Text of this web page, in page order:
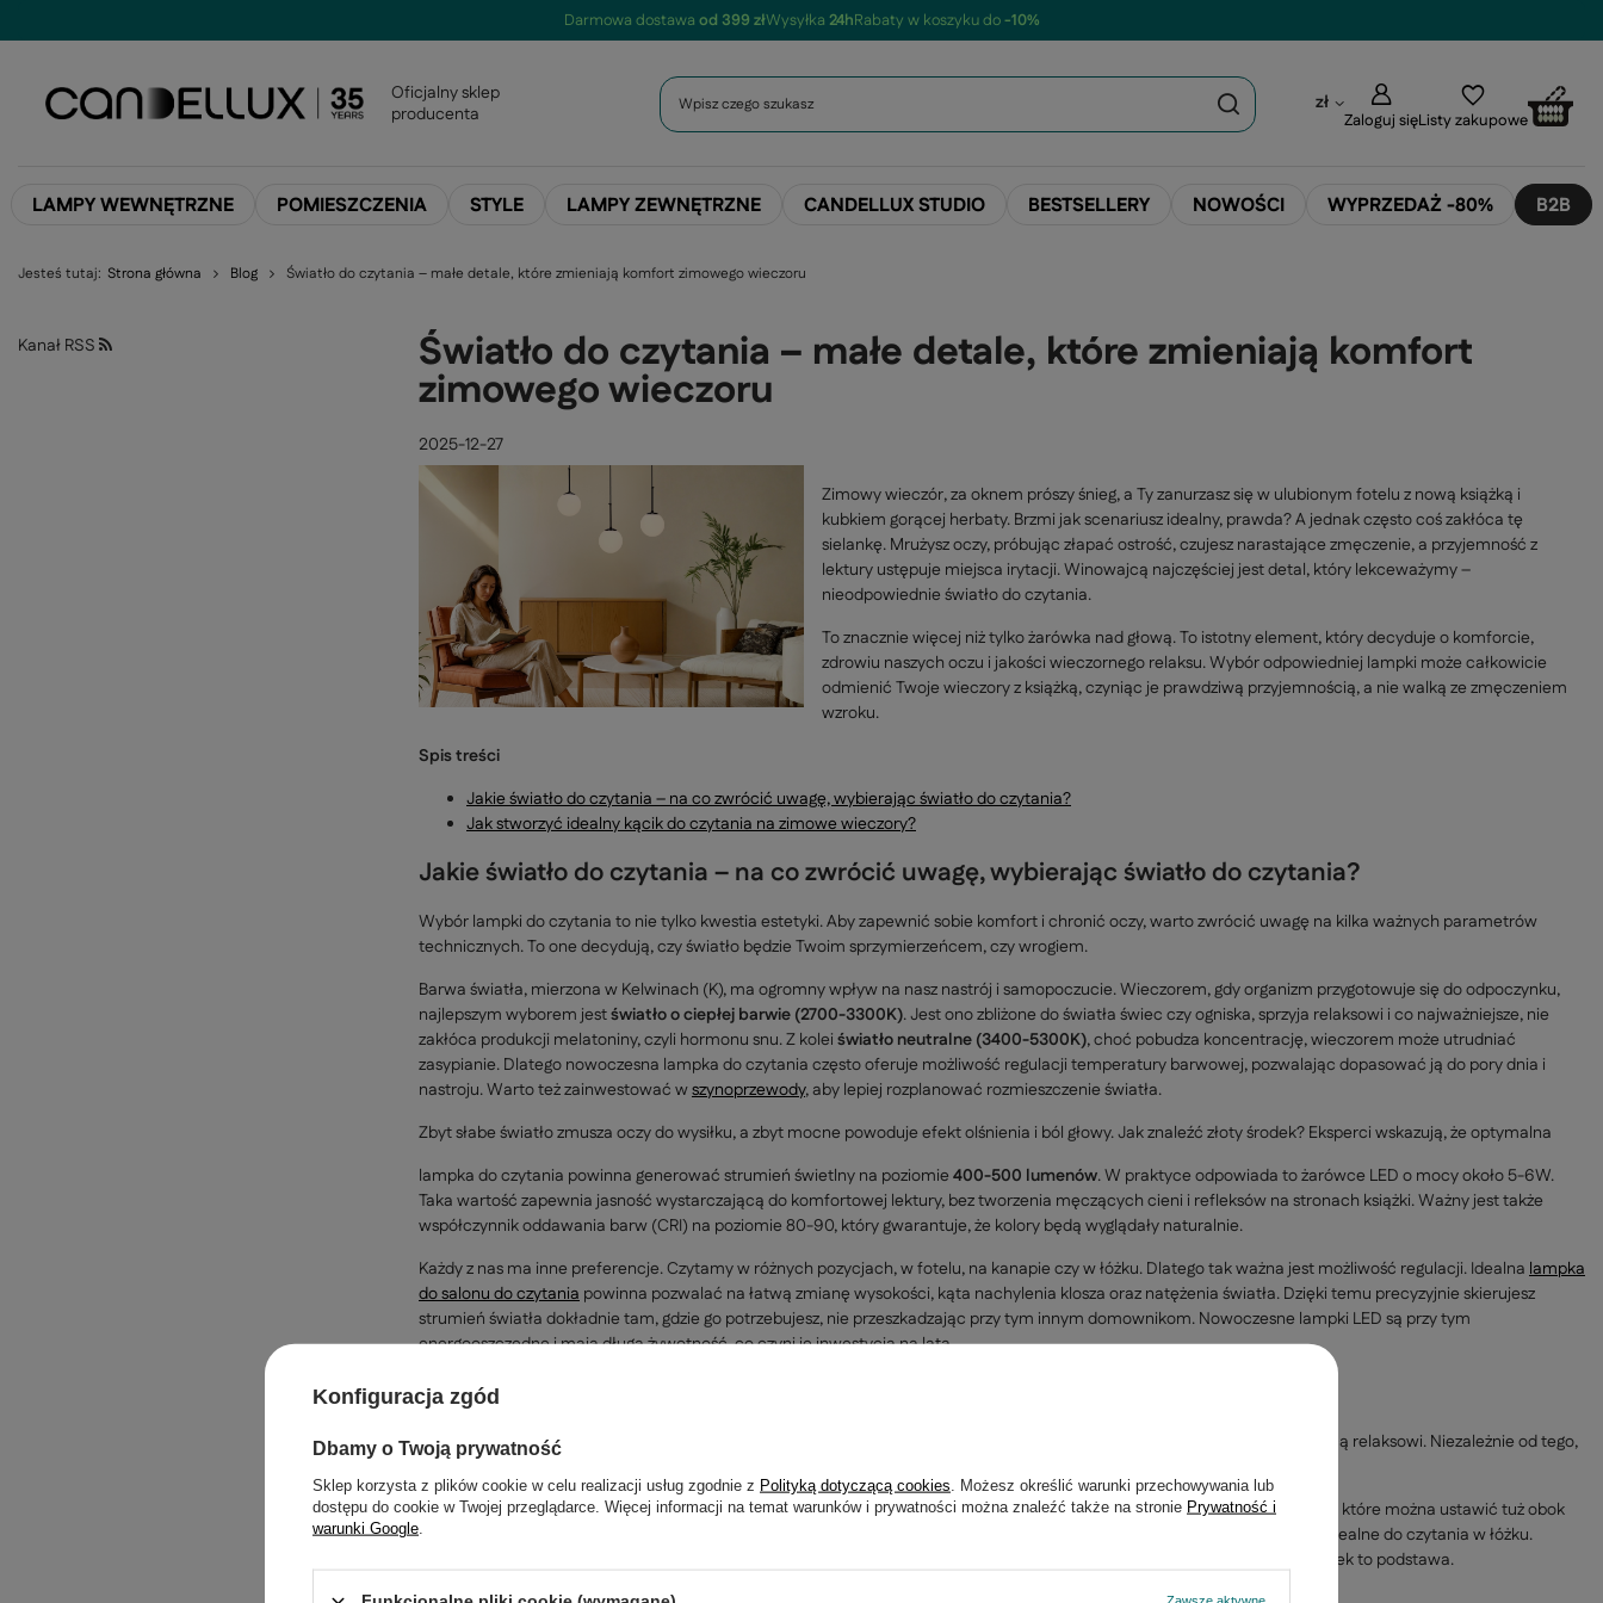
Darmowa dostawa od 399 złWysyłka 24hRabaty w koszyku do-10%
Oficjalny sklep
producenta
zł
Zaloguj sięListy zakupowe
LAMPY WEWNĘTRZNE POMIESZCZENIA STYLE LAMPY ZEWNĘTRZNE CANDELLUX STUDIO BESTSELLERY NOWOŚCI WYPRZEDAŻ -80% B2B
Jesteś tutaj: Strona główna Blog Światło do czytania – małe detale, które zmieniają komfort zimowego wieczoru
Kanał RSS Światło do czytania – małe detale, które zmieniają komfort
zimowego wieczoru
2025-12-27
Zimowy wieczór, za oknem prószy śnieg, a Ty zanurzasz się w ulubionym fotelu z nową książką i
kubkiem gorącej herbaty. Brzmi jak scenariusz idealny, prawda? A jednak często coś zakłóca tę
sielankę. Mrużysz oczy, próbując złapać ostrość, czujesz narastające zmęczenie, a przyjemność z
lektury ustępuje miejsca irytacji. Winowajcą najczęściej jest detal, który lekceważymy –
nieodpowiednie światło do czytania.
To znacznie więcej niż tylko żarówka nad głową. To istotny element, który decyduje o komforcie,
zdrowiu naszych oczu i jakości wieczornego relaksu. Wybór odpowiedniej lampki może całkowicie
odmienić Twoje wieczory z książką, czyniąc je prawdziwą przyjemnością, a nie walką ze zmęczeniem
wzroku.
Spis treści
Jakie światło do czytania – na co zwrócić uwagę, wybierając światło do czytania?
Jak stworzyć idealny kącik do czytania na zimowe wieczory?
Jakie światło do czytania – na co zwrócić uwagę, wybierając światło do czytania?
Wybór lampki do czytania to nie tylko kwestia estetyki. Aby zapewnić sobie komfort i chronić oczy, warto zwrócić uwagę na kilka ważnych parametrów
technicznych. To one decydują, czy światło będzie Twoim sprzymierzeńcem, czy wrogiem.
Barwa światła, mierzona w Kelwinach (K), ma ogromny wpływ na nasz nastrój i samopoczucie. Wieczorem, gdy organizm przygotowuje się do odpoczynku,
najlepszym wyborem jestświatło o ciepłej barwie (2700-3300K). Jest ono zbliżone do światła świec czy ogniska, sprzyja relaksowi i co najważniejsze, nie
zakłóca produkcji melatoniny, czyli hormonu snu. Z kolei światło neutralne (3400-5300K), choć pobudza koncentrację, wieczorem może utrudniać
zasypianie. Dlatego nowoczesna lampka do czytania często oferuje możliwość regulacji temperatury barwowej, pozwalając dopasować ją do pory dnia i
nastroju. Warto też zainwestować wszynoprzewody, aby lepiej rozplanować rozmieszczenie światła.
Zbyt słabe światło zmusza oczy do wysiłku, a zbyt mocne powoduje efekt olśnienia i ból głowy. Jak znaleźć złoty środek? Eksperci wskazują, że optymalna
lampka do czytania powinna generować strumień świetlny na poziomie 400-500 lumenów. W praktyce odpowiada to żarówce LED o mocy około 5-6W.
Taka wartość zapewnia jasność wystarczającą do komfortowej lektury, bez tworzenia męczących cieni i refleksów na stronach książki. Ważny jest także
współczynnik oddawania barw (CRI) na poziomie 80-90, który gwarantuje, że kolory będą wyglądały naturalnie.
Każdy z nas ma inne preferencje. Czytamy w różnych pozycjach, w fotelu, na kanapie czy w łóżku. Dlatego tak ważna jest możliwość regulacji. Idealna lampka
do salonu do czytania powinna pozwalać na łatwą zmianę wysokości, kąta nachylenia klosza oraz natężenia światła. Dzięki temu precyzyjnie skierujesz
strumień światła dokładnie tam, gdzie go potrzebujesz, nie przeszkadzając przy tym innym domownikom. Nowoczesne lampki LED są przy tym
energooszczędne i mają długą żywotność, co czyni je inwestycją na lata.
Jak stworzyć idealny kącik do czytania na zimowe wieczory?
Samo światło, nawet najlepsze, to nie wszystko. Prawdziwa magia dzieje się, gdy stworzysz wokół siebie przestrzeń sprzyjającą relaksowi. Niezależnie od tego,
Wybierz odpowiednią lampę: Doskonale sprawdzają się tu lampy podłogowe do czytania z regulowanym ramieniem, które można ustawić tuż obok
fotela. Alternatywą mogą być kinkiety z ruchomym wysięgnikiem montowane na ścianie lub małe lampki z klipsem, idealne do czytania w łóżku.
: Głęboki fotel z podłokietnikami, miękka kanapa lub wygodne łóżko z mnóstwem poduszek to podstawa.
Konfiguracja zgód
Dbamy o Twoją prywatność
Sklep korzysta z plików cookie w celu realizacji usług zgodnie z Polityką dotyczącą cookies . Możesz określić warunki przechowywania lub
dostępu do cookie w Twojej przeglądarce. Więcej informacji na temat warunków i prywatności można znaleźć także na stronie Prywatność i
warunki Google